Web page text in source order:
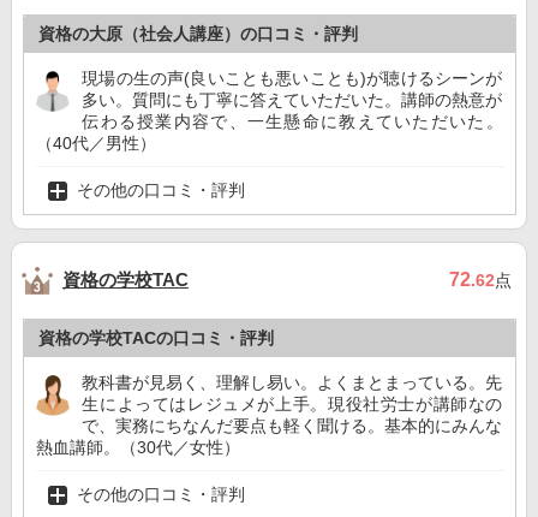
資格の大原（社会人講座）の口コミ・評判
現場の生の声(良いことも悪いことも)が聴けるシーンが
多い。質問にも丁寧に答えていただいた。講師の熱意が
伝わる授業内容で、一生懸命に教えていただいた。
（40代／男性）
その他の口コミ・評判
資格の学校TAC 72.62点
資格の学校TACの口コミ・評判
教科書が見易く、理解し易い。よくまとまっている。先
生によってはレジュメが上手。現役社労士が講師なの
で、実務にちなんだ要点も軽く聞ける。基本的にみんな
熱血講師。（30代／女性）
その他の口コミ・評判